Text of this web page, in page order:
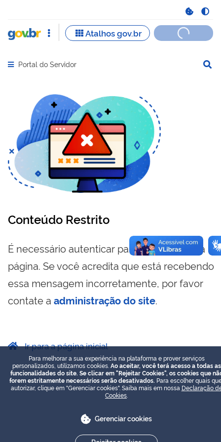
Abrir menu principal de navegação
Portal do Servidor
Conteúdo Restrito
É necessário autenticar para visualizar essa
página. Se você acredita que está recebendo
essa mensagem incorretamente, por favor
contate a administração do site.
Ir para a página inicial
Para melhorar a sua experiência na plataforma e prover serviços
personalizados, utilizamos cookies. Ao aceitar, você terá acesso a todas as
funcionalidades do site. Se clicar em "Rejeitar Cookies", os cookies que
forem estritamente necessários serão desativados. Para escolher quais
autorizar, clique em "Gerenciar cookies". Saiba mais em nossa Declaração
Cookies
Gerenciar cookies